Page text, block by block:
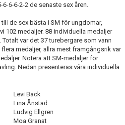
6-6-2-2 de senaste sex åren.
de sex bästa i SM för ungdomar,
102 medaljer. 88 individuella medaljer
var det 37 turebergare som vann
medaljer, allra mest framgångsrik var
Notera att SM-medaljer för
Nedan presenteras våra individuella
Levi Back
Lina Ånstad
Ludvig Ellgren
Moa Granat